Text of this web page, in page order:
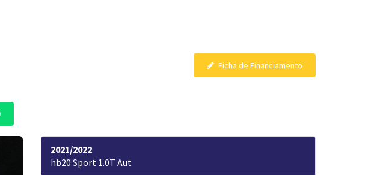
Ficha de Financiamento
2021/2022
hb20 Sport 1.0T Aut